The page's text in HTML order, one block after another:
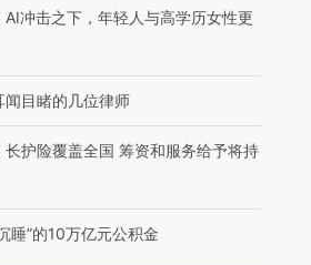
AI冲击之下，年轻人与高学历女性更
闻目睹的几位律师
长护险覆盖全国 筹资和服务给予将持
睡”的10万亿元公积金